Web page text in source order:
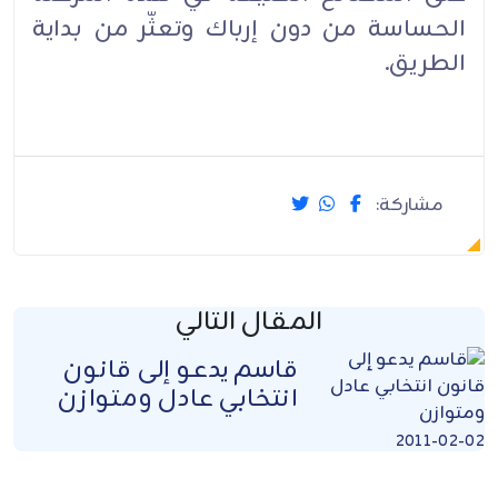
الحساسة من دون إرباك وتعثّر من بداية
الطريق.‏
مشاركة:
المقال التالي
قاسم يدعو إلى قانون
انتخابي عادل ومتوازن
2011-02-02